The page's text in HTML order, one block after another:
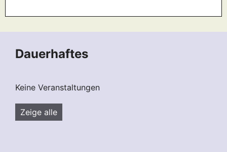
Dauerhaftes
Keine Veranstaltungen
Zeige alle